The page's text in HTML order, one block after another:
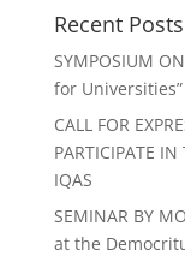
Recent Posts
SYMPOSIUM
for Universities”
CALL FOR
PARTICIPATE IN
IQAS
SEMINAR BY
at the